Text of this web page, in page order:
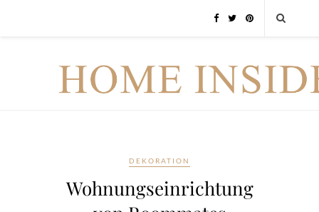
DEKORATION
Wohnungseinrichtung